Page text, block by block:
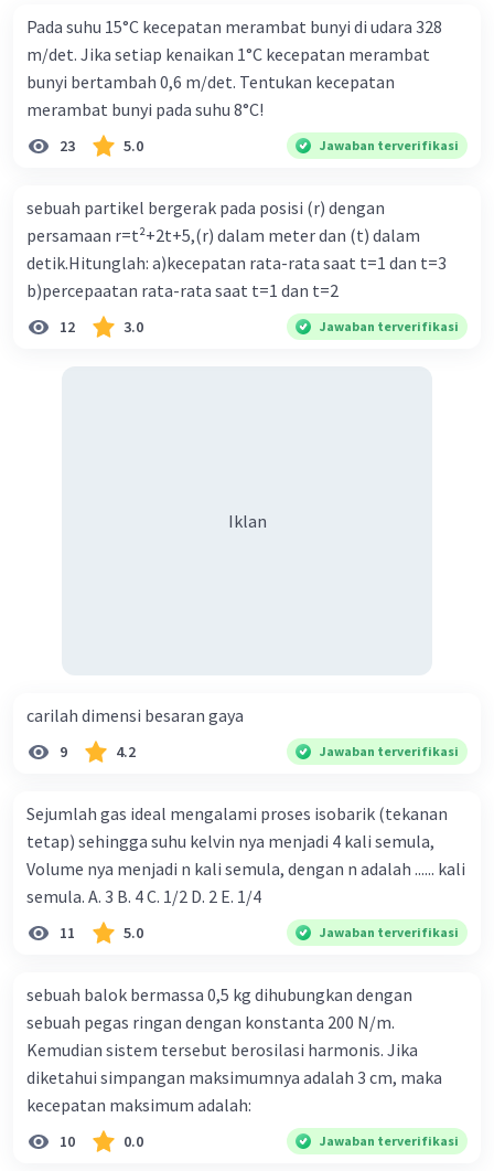
Pada suhu 15°C kecepatan merambat bunyi di udara 328
m/det. Jika setiap kenaikan 1°C kecepatan merambat
bunyi bertambah 0,6 m/det. Tentukan kecepatan
merambat bunyi pada suhu 8°C!
23 5.0 Jawaban terverifikasi
sebuah partikel bergerak pada posisi (r) dengan
persamaan r=t²+2t+5,(r) dalam meter dan (t) dalam
detik.Hitunglah: a)kecepatan rata-rata saat t=1 dan t=3
b)percepaatan rata-rata saat t=1 dan t=2
12 3.0 Jawaban terverifikasi
Iklan
carilah dimensi besaran gaya
9 4.2 Jawaban terverifikasi
Sejumlah gas ideal mengalami proses isobarik (tekanan
tetap) sehingga suhu kelvin nya menjadi 4 kali semula,
Volume nya menjadi n kali semula, dengan n adalah ...... kali
semula. A. 3 B. 4 C. 1/2 D. 2 E. 1/4
11 5.0 Jawaban terverifikasi
sebuah balok bermassa 0,5 kg dihubungkan dengan
sebuah pegas ringan dengan konstanta 200 N/m.
Kemudian sistem tersebut berosilasi harmonis. Jika
diketahui simpangan maksimumnya adalah 3 cm, maka
kecepatan maksimum adalah:
10 0.0 Jawaban terverifikasi